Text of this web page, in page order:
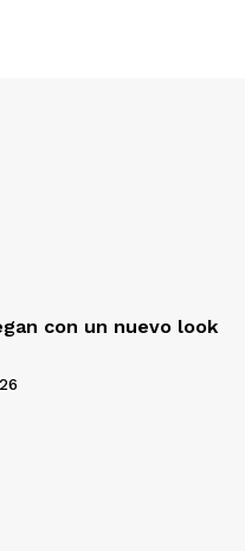
con un nuevo look